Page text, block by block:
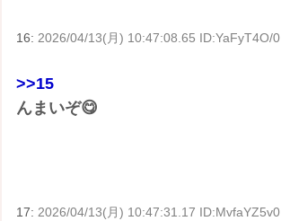
16: 2026/04/13(月) 10:47:08.65 ID:YaFyT4O/0
>>15
んまいぞ😋
17:2026/04/13(月) 10:47:31.17 ID:MvfaYZ5v0